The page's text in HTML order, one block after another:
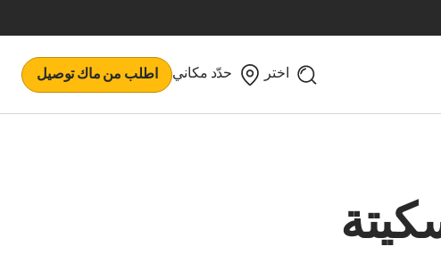
اختر حدّد مكاني اطلب من ماك توصيل